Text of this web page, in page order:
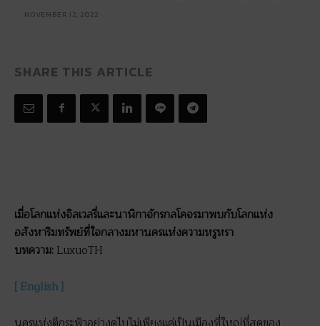
NOVEMBER 12, 2022
SHARE THIS ARTICLE
เมื่อโลกแห่งจิลเวลรี่และนาฬิกาจักรกลโคจรมาพบกับโลกแห่ง
อสังหาริมทรัพย์ที่ใจกลางมหานครแห่งความหรูหรา
บทความ: LuxuoTH
[ English ]